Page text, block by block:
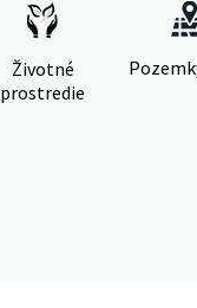
Životné
prostredie